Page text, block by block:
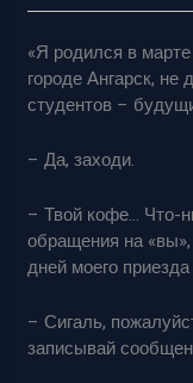
«Я родился в
городе Ангарск, не
студентов –
– Да, заходи.
– Твой кофе… Что-
обращения на
дней моего
– Сигаль,
записывай